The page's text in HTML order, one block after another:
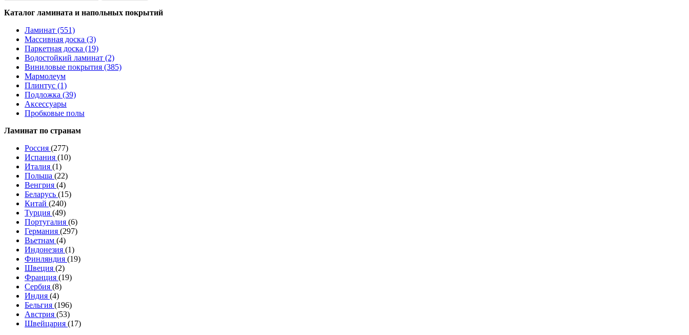
Каталог ламината и напольных покрытий
Ламинат (551)
Массивная доска (3)
Паркетная доска (19)
Водостойкий ламинат (2)
Виниловые покрытия (385)
Мармолеум
Плинтус (1)
Подложка (39)
Аксессуары
Пробковые полы
Ламинат по странам
Россия (277)
Испания (10)
Италия (1)
Польша (22)
Венгрия (4)
Беларусь (15)
Китай (240)
Турция (49)
Португалия (6)
Германия (297)
Вьетнам (4)
Индонезия (1)
Финляндия (19)
Швеция (2)
Франция (19)
Сербия (8)
Индия (4)
Бельгия (196)
Австрия (53)
Швейцария (17)